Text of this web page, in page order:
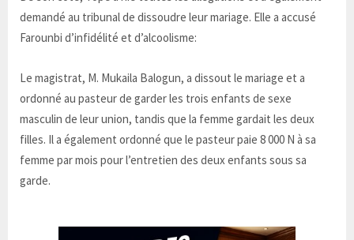
demandé au tribunal de dissoudre leur mariage. Elle a accusé
Farounbi d’infidélité et d’alcoolisme:
Le magistrat, M. Mukaila Balogun, a dissout le mariage et a
ordonné au pasteur de garder les trois enfants de sexe
masculin de leur union, tandis que la femme gardait les deux
filles. Il a également ordonné que le pasteur paie 8 000 N à sa
femme par mois pour l’entretien des deux enfants sous sa
garde.